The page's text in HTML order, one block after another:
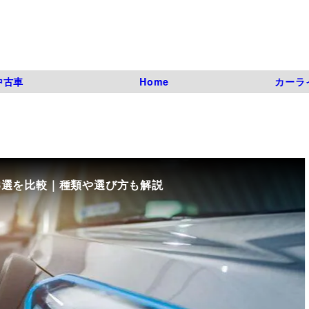
古車 Home カーラ
を比較｜種類や選び方も解説